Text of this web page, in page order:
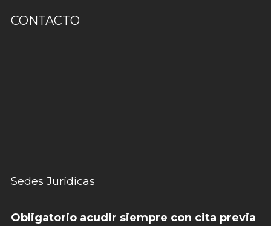
CONTACTO
Sedes Jurídicas
Obligatorio acudir siempre con cita previa